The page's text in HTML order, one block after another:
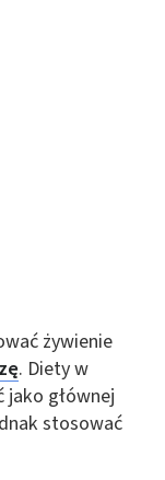
żywienie
. Diety w
jako głównej
stosować